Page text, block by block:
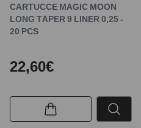
CARTUCCE MAGIC MOON
LONG TAPER 9 LINER 0,25 -
20 PCS
22,60€